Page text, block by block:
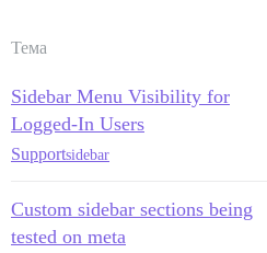
Тема
Sidebar Menu Visibility for
Logged-In Users
Supportsidebar
Custom sidebar sections being
tested on meta